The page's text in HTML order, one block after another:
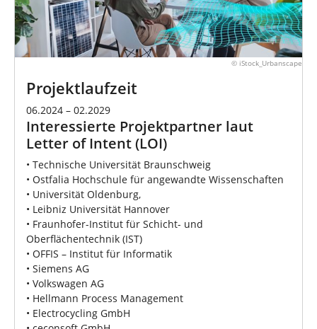
© iStock_Urbanscape
Projektlaufzeit
06.2024 – 02.2029
Interessierte Projektpartner laut
Letter of Intent (LOI)
• Technische Universität Braunschweig
• Ostfalia Hochschule für angewandte Wissenschaften
• Universität Oldenburg,
• Leibniz Universität Hannover
• Fraunhofer-Institut für Schicht- und
Oberflächentechnik (IST)
• OFFIS – Institut für Informatik
• Siemens AG
• Volkswagen AG
• Hellmann Process Management
• Electrocycling GmbH